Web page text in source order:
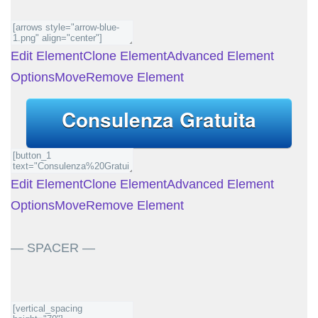
Edit ElementClone ElementAdvanced Element
OptionsMoveRemove Element
Consulenza Gratuita
Edit ElementClone ElementAdvanced Element
OptionsMoveRemove Element
— SPACER —